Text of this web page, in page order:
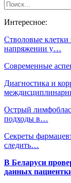
Интересное:
Cтволовые
напряжении у…
Современные
Диагностика и
Острый
подходы в…
Секреты
следить…
В Беларуси
данных